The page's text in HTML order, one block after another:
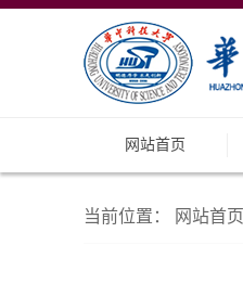
网站首页
当前位置： 网站首页